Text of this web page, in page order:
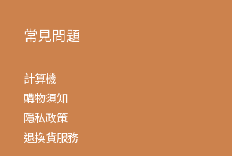
常見問題
計算機
購物須知
隱私政策
退換貨服務